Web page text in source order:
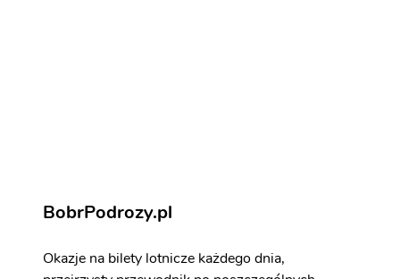
BobrPodrozy.pl
Okazje na bilety lotnicze każdego dnia,